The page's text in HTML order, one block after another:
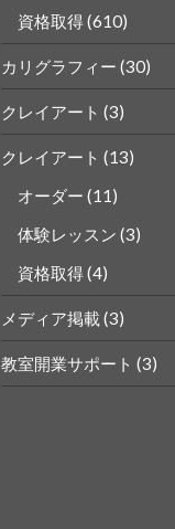
資格取得(610)
カリグラフィー (30)
クレイアート (3)
クレイアート (13)
オーダー (11)
体験レッスン (3)
資格取得(4)
メディア掲載(3)
教室開業サポート (3)